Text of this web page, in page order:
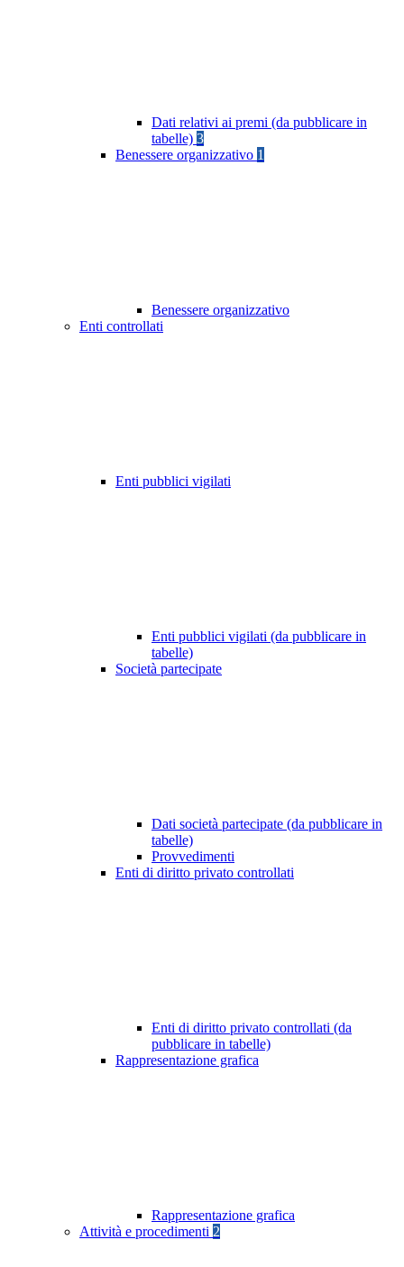
Dati relativi ai premi (da pubblicare in
tabelle) 3
Benessere organizzativo 1
Benessere organizzativo
Enti controllati
Enti pubblici vigilati
Enti pubblici vigilati (da pubblicare in
tabelle)
Società partecipate
Dati società partecipate (da pubblicare in
tabelle)
Provvedimenti
Enti di diritto privato controllati
Enti di diritto privato controllati (da
pubblicare in tabelle)
Rappresentazione grafica
Rappresentazione grafica
Attività e procedimenti 2